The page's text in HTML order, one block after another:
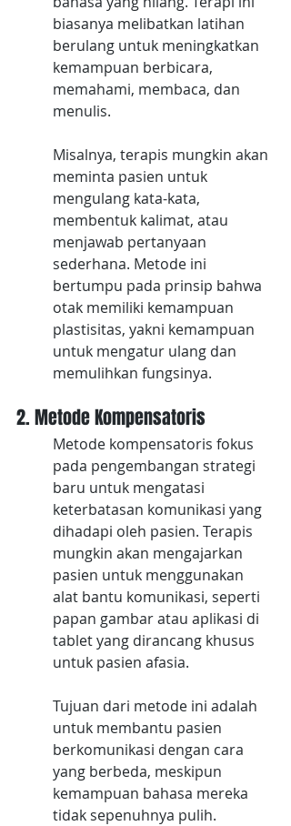
biasanya melibatkan latihan
berulang untuk meningkatkan
kemampuan berbicara,
memahami, membaca, dan
menulis.
Misalnya, terapis mungkin akan
meminta pasien untuk
mengulang kata-kata,
membentuk kalimat, atau
menjawab pertanyaan
sederhana. Metode ini
bertumpu pada prinsip bahwa
otak memiliki kemampuan
plastisitas, yakni kemampuan
untuk mengatur ulang dan
memulihkan fungsinya.
2. Metode Kompensatoris
Metode kompensatoris fokus
pada pengembangan strategi
baru untuk mengatasi
keterbatasan komunikasi yang
dihadapi oleh pasien. Terapis
mungkin akan mengajarkan
pasien untuk menggunakan
alat bantu komunikasi, seperti
papan gambar atau aplikasi di
tablet yang dirancang khusus
untuk pasien afasia.
Tujuan dari metode ini adalah
untuk membantu pasien
berkomunikasi dengan cara
yang berbeda, meskipun
kemampuan bahasa mereka
tidak sepenuhnya pulih.